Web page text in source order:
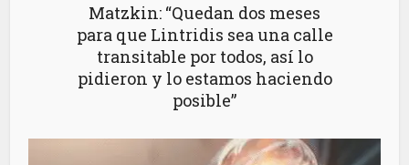
Matzkin: “Quedan dos meses
para que Lintridis sea una calle
transitable por todos, así lo
pidieron y lo estamos haciendo
posible”